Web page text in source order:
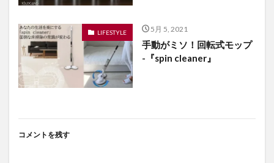
LIFESTYLE 5月 5, 2021
手動がミソ！回転式モップ
-『spin cleaner』
コメントを残す